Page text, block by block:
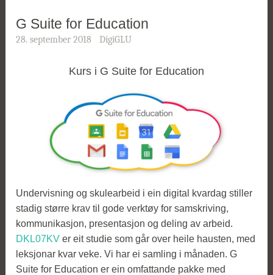
G Suite for Education
28. september 2018 DigiGLU
Kurs i G Suite for Education
Undervisning og skulearbeid i ein digital kvardag stiller
stadig større krav til gode verktøy for samskriving,
kommunikasjon, presentasjon og deling av arbeid.
DKL07KV er eit studie som går over heile hausten, med
leksjonar kvar veke. Vi har ei samling i månaden. G
Suite for Education er ein omfattande pakke med